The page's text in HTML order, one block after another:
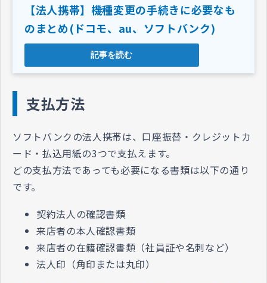
【法人携帯】機種変更の手続きに必要なも
のまとめ(ドコモ、au、ソフトバンク)
記事を読む
支払方法
ソフトバンクの法人携帯は、口座振替・クレジットカ
ード・払込用紙の3つで支払えます。
どの支払方法であっても必要になる書類は以下の通り
です。
契約法人の確認書類
来店者の本人確認書類
来店者の在籍確認書類（社員証や名刺など）
法人印（角印または丸印）